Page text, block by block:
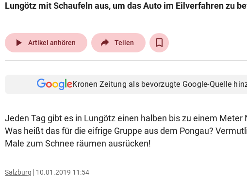
Lungötz mit Schaufeln aus, um das Auto im Eilverfahren zu
play_arrow Artikel anhören Teilen
Kronen Zeitung als bevorzugte Google-Quelle
Jeden Tag gibt es in Lungötz einen halben bis zu einem Meter
Was heißt das für die eifrige Gruppe aus dem Pongau?
Male zum Schnee räumen ausrücken!
Salzburg 10.01.2019 11:54